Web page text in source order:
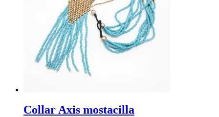
Collar Axis mostacilla